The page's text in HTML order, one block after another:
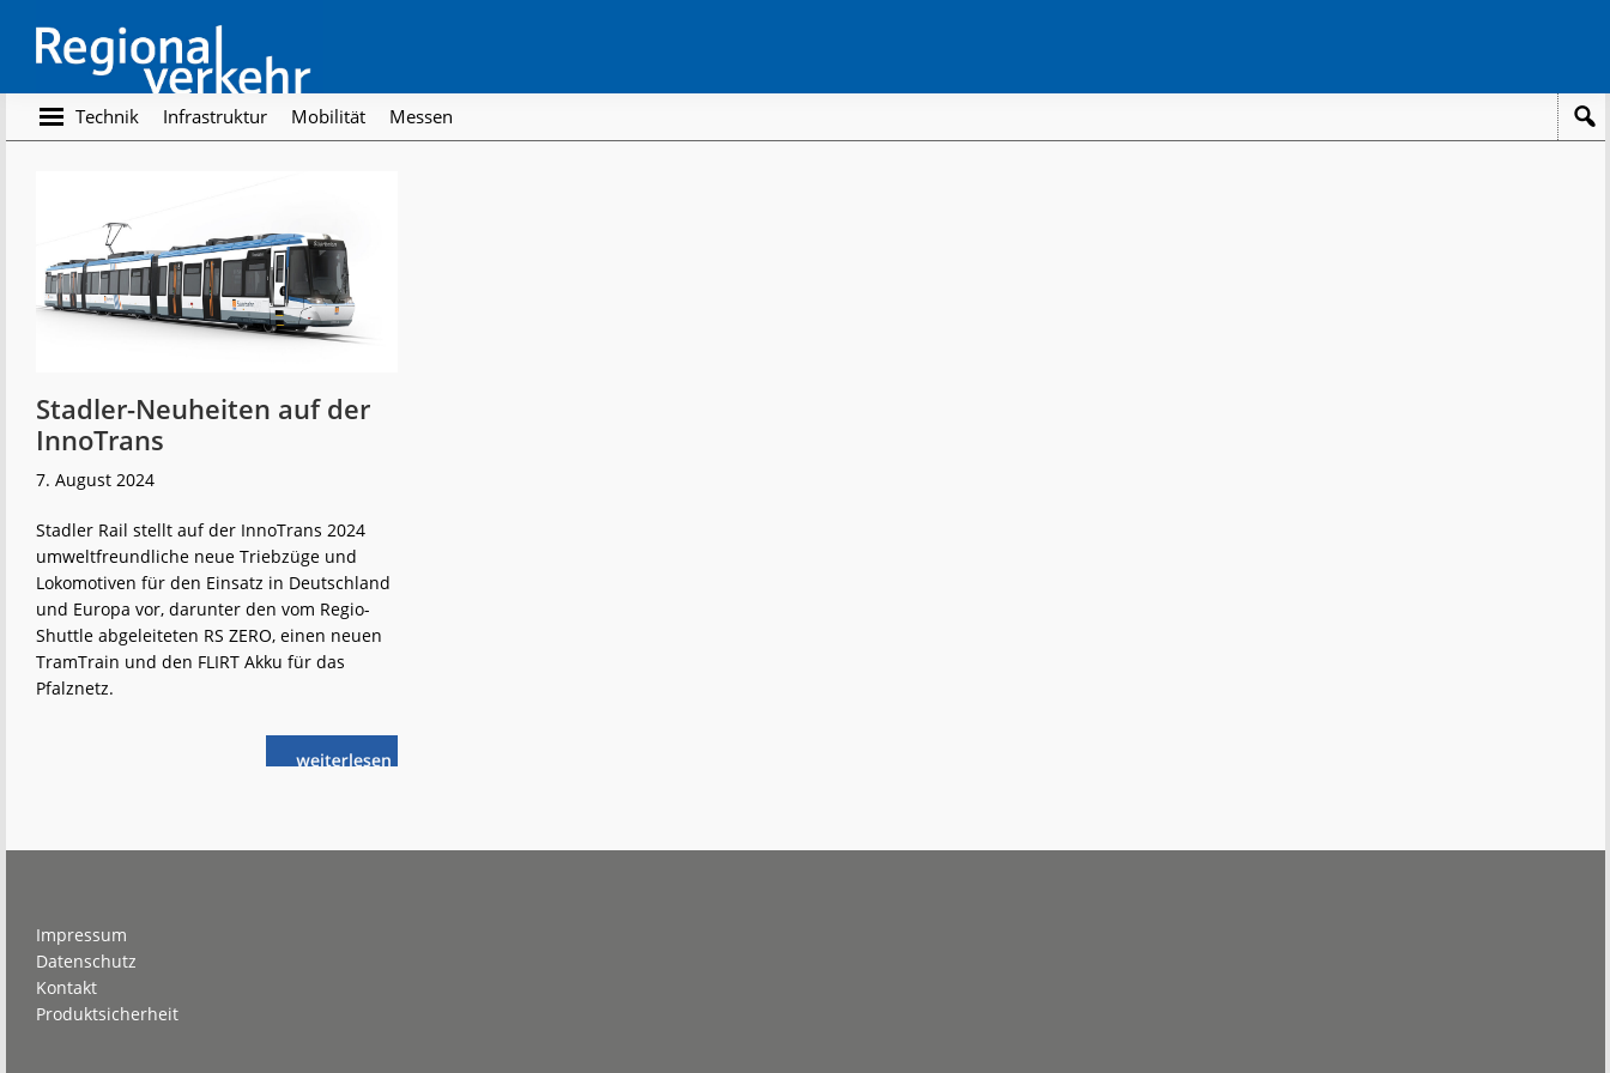
main
content
footer
Regionalverkehr
Die
Fachzeitschrift
Personennahverkehr
Technik Infrastruktur Mobilität Messen
Stadler-Neuheiten auf der
InnoTrans
7. August 2024
Stadler Rail stellt auf der InnoTrans 2024
umweltfreundliche neue Triebzüge und
Lokomotiven für den Einsatz in Deutschland
und Europa vor, darunter den vom Regio-
Shuttle abgeleiteten RS ZERO, einen neuen
TramTrain und den FLIRT Akku für das
Pfalznetz.
weiterlese
nStadler-
Impressum
Datenschutz
Kontakt
Produktsicherheit